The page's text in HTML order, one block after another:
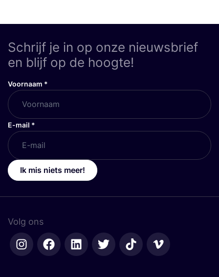
Schrijf je in op onze nieuwsbrief
en blijf op de hoogte!
Voornaam *
E-mail *
Ik mis niets meer!
Volg ons